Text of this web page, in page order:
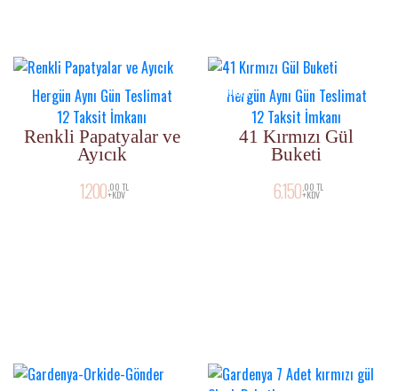
Hergün Aynı Gün Teslimat
12 Taksit İmkanı
Renkli Papatyalar ve
Ayıcık
1.200 ,00 TL
+KDV
HAFTANIN
ÜRÜNÜ
Hergün Aynı Gün Teslimat
12 Taksit İmkanı
41 Kırmızı Gül
Buketi
6.150 ,00 TL
+KDV